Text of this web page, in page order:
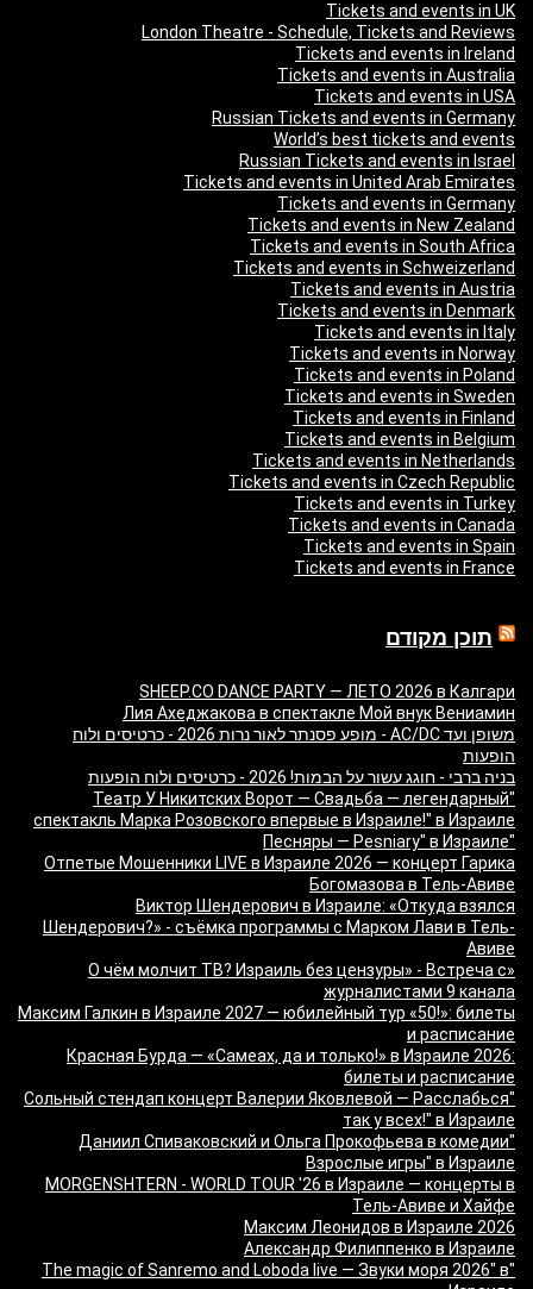
Tickets and events in UK
London Theatre - Schedule, Tickets and Reviews
Tickets and events in Ireland
Tickets and events in Australia
Tickets and events in USA
Russian Tickets and events in Germany
World’s best tickets and events
Russian Tickets and events in Israel
Tickets and events in United Arab Emirates
Tickets and events in Germany
Tickets and events in New Zealand
Tickets and events in South Africa
Tickets and events in Schweizerland
Tickets and events in Austria
Tickets and events in Denmark
Tickets and events in Italy
Tickets and events in Norway
Tickets and events in Poland
Tickets and events in Sweden
Tickets and events in Finland
Tickets and events in Belgium
Tickets and events in Netherlands
Tickets and events in Czech Republic
Tickets and events in Turkey
Tickets and events in Canada
Tickets and events in Spain
Tickets and events in France
תוכן מקודם
SHEEP.CO DANCE PARTY — ЛЕТО 2026 в Калгари
Лия Ахеджакова в спектакле Мой внук Вениамин
משופן ועד AC/DC - מופע פסנתר לאור נרות 2026 - כרטיסים ולוח
הופעות
בניה ברבי - חוגג עשור על הבמות! 2026 - כרטיסים ולוח הופעות
"Театр У Никитских Ворот — Свадьба — легендарный
спектакль Марка Розовского впервые в Израиле!" в Израиле
"Песняры — Pesniary" в Израиле
Отпетые Мошенники LIVE в Израиле 2026 — концерт Гарика
Богомазова в Тель-Авиве
Виктор Шендерович в Израиле: «Откуда взялся
Шендерович?» - съёмка программы с Марком Лави в Тель-
Авиве
«О чём молчит ТВ? Израиль без цензуры» - Встреча с
журналистами 9 канала
Максим Галкин в Израиле 2027 — юбилейный тур «50!»: билеты
и расписание
Красная Бурда — «Самеах, да и только!» в Израиле 2026:
билеты и расписание
"Сольный стендап концерт Валерии Яковлевой — Расслабься
так у всех!" в Израиле
"Даниил Спиваковский и Ольга Прокофьева в комедии
Взрослые игры" в Израиле
MORGENSHTERN - WORLD TOUR '26 в Израиле — концерты в
Тель-Авиве и Хайфе
Максим Леонидов в Израиле 2026
Александр Филиппенко в Израиле
"The magic of Sanremo and Loboda live — Звуки моря 2026" в